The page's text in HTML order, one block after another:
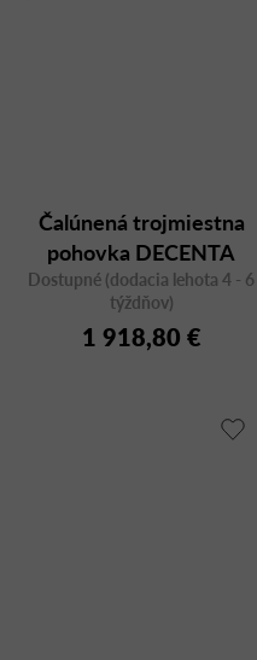
Čalúnená trojmiestna
pohovka DECENTA
30H
Dostupné (dodacia lehota 4 - 6
týždňov)
1 918,80 €